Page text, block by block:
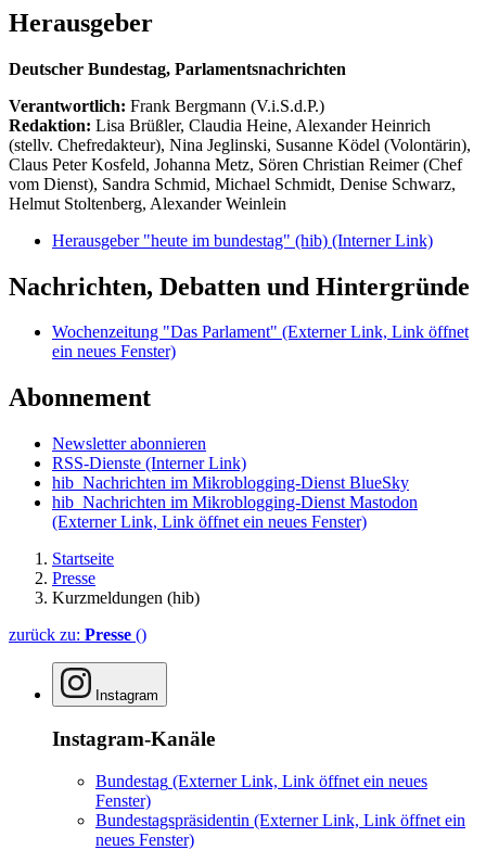
Herausgeber
Deutscher Bundestag, Parlamentsnachrichten
Verantwortlich: Frank Bergmann (V.i.S.d.P.)
Redaktion: Lisa Brüßler, Claudia Heine, Alexander Heinrich
(stellv. Chefredakteur), Nina Jeglinski, Susanne Ködel (Volontärin),
Claus Peter Kosfeld, Johanna Metz, Sören Christian Reimer (Chef
vom Dienst), Sandra Schmid, Michael Schmidt, Denise Schwarz,
Helmut Stoltenberg, Alexander Weinlein
Herausgeber "heute im bundestag" (hib) (Interner Link)
Nachrichten, Debatten und Hintergründe
Wochenzeitung "Das Parlament" (Externer Link, Link öffnet
ein neues Fenster)
Abonnement
Newsletter abonnieren
RSS-Dienste (Interner Link)
hib_Nachrichten im Mikroblogging-Dienst BlueSky
hib_Nachrichten im Mikroblogging-Dienst Mastodon
(Externer Link, Link öffnet ein neues Fenster)
Startseite
Presse
Kurzmeldungen (hib)
zurück zu: Presse ()
Instagram
Instagram-Kanäle
Bundestag (Externer Link, Link öffnet ein neues
Fenster)
Bundestagspräsidentin (Externer Link, Link öffnet ein
neues Fenster)